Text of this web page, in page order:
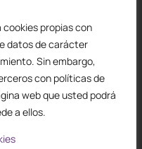
propias con
datos de carácter
Sin embargo,
con políticas de
web que usted podrá
a ellos.
#101 (Madrid,